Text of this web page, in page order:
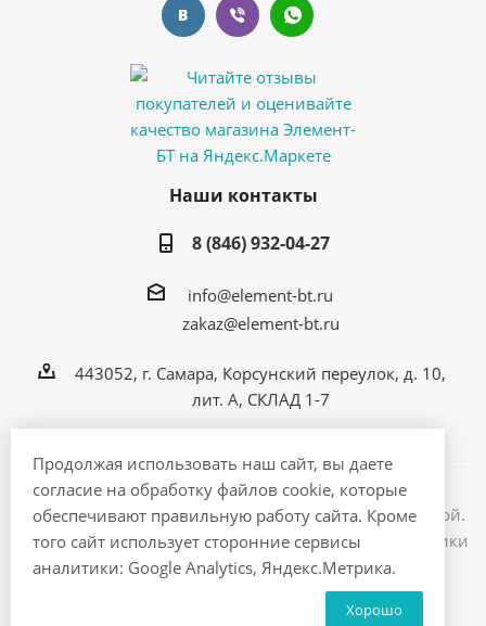
Продолжая использовать наш сайт, вы даете
согласие на обработку файлов cookie, которые
обеспечивают правильную работу сайта. Кроме
того сайт использует сторонние сервисы
аналитики: Google Analytics, Яндекс.Метрика.
Хорошо
Наши контакты
8 (846) 932-04-27
info@element-bt.ru
zakaz@element-bt.ru
443052, г. Самара, Корсунский переулок, д. 10,
лит. А, СКЛАД 1-7
Информация на сайте не является публичной офертой.
2026 © ЭлементБТ - интернет магазин бытовой техники
и электроники